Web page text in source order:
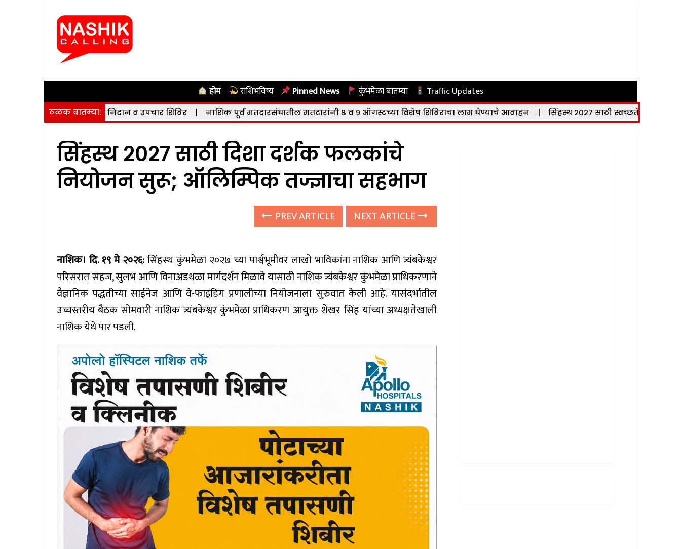
होम राशिभविष्य Pinned News कुंभमेळा बातम्या Traffic Updates
ठळक बातम्या:
मोफत निदान व उपचार शिबिर | नाशिक पूर्व मतदारसंघातील मतदारांनी ८ व ९ ऑगस्टच्या विशेष शिबिराचा लाभ घेण्याचे आवाहन | सिंहस्थ २०२७ साठी स्वच्छतेचा सर्वसमावेशक आराखडा;
सिंहस्थ २०२७ साठी दिशा दर्शक फलकांचे
नियोजन सुरू; ऑलिम्पिक तज्ज्ञाचा सहभाग
PREV ARTICLE NEXT ARTICLE
नाशिक। दि. १९ मे २०२६:सिंहस्थ कुंभमेळा २०२७ च्या पार्श्वभूमीवर लाखो भाविकांना नाशिक आणि त्र्यंबकेश्वर
परिसरात सहज, सुलभ आणि विनाअडथळा मार्गदर्शन मिळावे यासाठी नाशिक त्र्यंबकेश्वर कुंभमेळा प्राधिकरणाने
वैज्ञानिक पद्धतीच्या साईनेज आणि वे-फाइंडिंग प्रणालीच्या नियोजनाला सुरुवात केली आहे. यासंदर्भातील
उच्चस्तरीय बैठक सोमवारी नाशिक त्र्यंबकेश्वर कुंभमेळा प्राधिकरण आयुक्त शेखर सिंह यांच्या अध्यक्षतेखाली
नाशिक येथे पार पडली.